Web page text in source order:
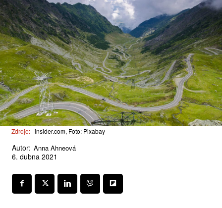
Zdroje: insider.com, Foto: Pixabay
Autor: Anna Ahneová
6. dubna 2021